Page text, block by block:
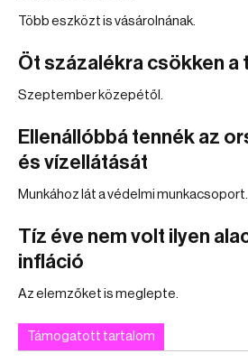
Több eszközt is vásárolnának.
Öt százalékra csökken a
Szeptember közepétől.
Ellenállóbbá tennék az
és vízellátását
Munkához lát a védelmi munkacsoport.
Tíz éve nem volt ilyen
infláció
Az elemzőket is meglepte.
Támogatott tartalom